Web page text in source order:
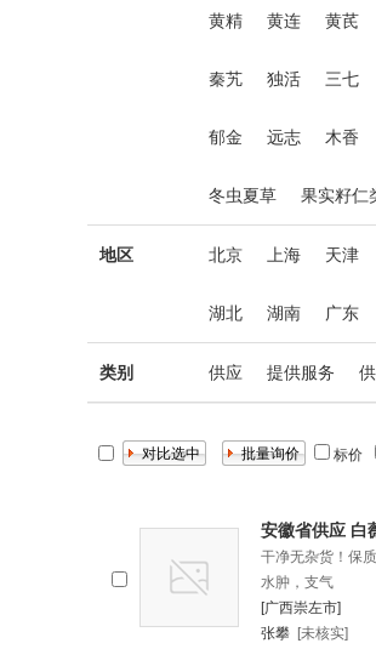
黄精 黄连 黄芪
秦艽 独活 三七
郁金 远志 木香
冬虫夏草 果实籽仁
地区 北京 上海 天津
湖北 湖南 广东
类别 供应 提供服务
标价
安徽省供应 白
干净无杂货！保
水肿，支气
[广西崇左市]
张攀 [未核实]